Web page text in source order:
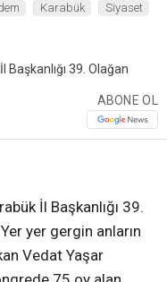
Karabük Siyaset
ABONE OL
İl Başkanlığı 39.
yer gergin anların
Vedat Yaşar